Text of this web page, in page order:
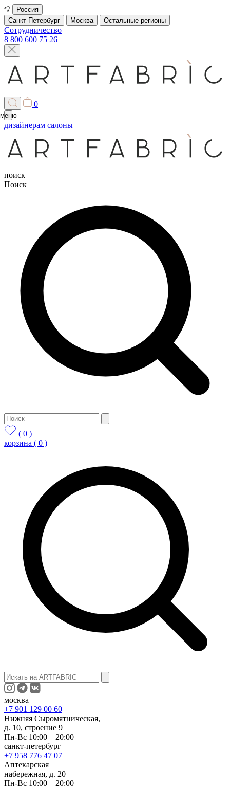
Россия
Санкт-Петербург
Москва Остальные регионы
Сотрудничество
8 800 600 75 26
0
меню
дизайнерам салоны
поиск
Поиск
( 0 )
корзина ( 0 )
москва
+7 901 129 00 60
Нижняя Сыромятническая,
д. 10, строение 9
Пн-Вс 10:00 – 20:00
санкт-петербург
+7 958 776 47 07
Аптекарская
набережная, д. 20
Пн-Вс 10:00 – 20:00